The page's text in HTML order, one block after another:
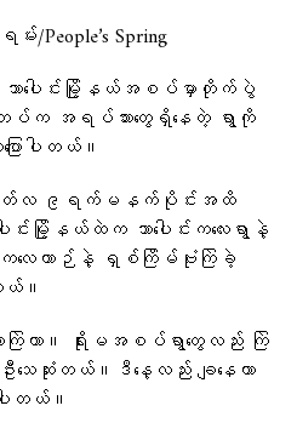
Spring
ာပေါင်းမြို့နယ်အစပ်မှာတိုက်ပွဲ
ပ်က အရပ်သားတွေရှိနေတဲ့ ရွာကို
ောပါတယ်။
လ ၉ရက်မနက်ပိုင်းအထိ
းမြို့နယ်ထဲက သာပေါင်းကလေးရွာနဲ့
ယာဉ်နဲ့ ရှစ်ကြိမ်ဗုံးကြဲခဲ့
ယ်။
ကြဲတာ။ ရိုးမအစပ်ရွာတွေလည်း ကြဲ
းတယ်။ဒီနေ့လည်း ချနေတာ
ါတယ်။